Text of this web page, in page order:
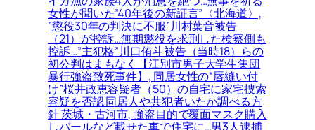
女性が聞いた”40年後の新証言”〈北海道〉,
”懲役30年の判決に不服”川村葉音被告
（21）が控訴…無期懲役を求刑した検察側も
控訴…”主犯格”川口侑斗被告（当時18）らの
初公判はまもなく【江別市男子大学生集団
暴行強盗致死事件】, 同居女性の“唇縫い付
け”桜井政恵容疑者（50）の自宅に家宅捜索
容疑を否認 同居人や共犯者いたか調べる方
針 茨城・古河市, 強盗目的で覆面マスク購入
しバールなど載せた車で住宅に…男3人逮捕